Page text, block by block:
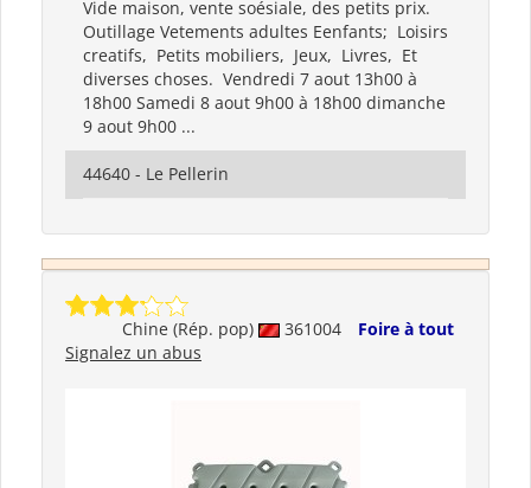
Vide maison, vente soésiale, des petits prix.
Outillage Vetements adultes Eenfants; Loisirs
creatifs, Petits mobiliers, Jeux, Livres, Et
diverses choses. Vendredi 7 aout 13h00 à
18h00 Samedi 8 aout 9h00 à 18h00 dimanche
9 aout 9h00 ...
44640 - Le Pellerin
Chine (Rép. pop) 361004
Foire à tout
Signalez un abus